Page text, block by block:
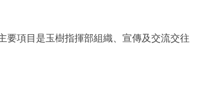
項目是玉樹指揮部組織、宣傳及交流交往